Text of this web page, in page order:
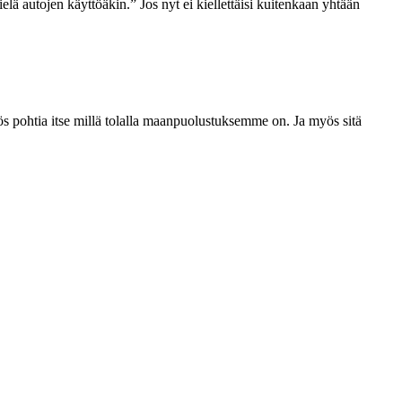
autojen käyttöäkin.” Jos nyt ei kiellettäisi kuitenkaan yhtään
itse millä tolalla maanpuolustuksemme on. Ja myös sitä